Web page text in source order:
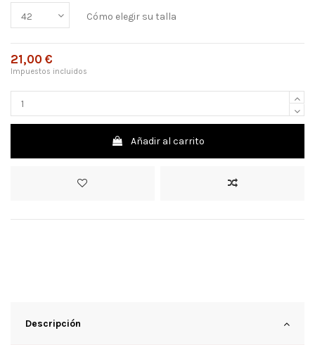
Cómo elegir su talla
21,00 €
Impuestos incluidos
Añadir al carrito
Descripción